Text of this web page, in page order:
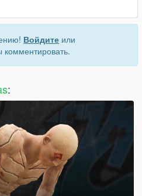
Войдите или
комментировать.
: